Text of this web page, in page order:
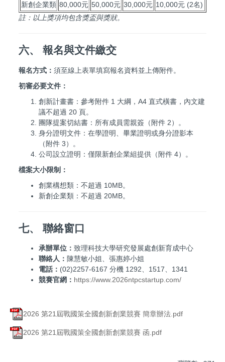
新創企業類 80,000元 50,000元 30,000元 10,000元 (2名)
註：以上獎項均包含獎盃與獎狀。
六、 報名與文件繳交
報名方式： 須至線上表單填寫報名資料並上傳附件。
初審必要文件：
創新計畫書：參考附件 1 大綱，A4 直式橫書，內文建
議不超過 20 頁。
團隊提案切結書：所有成員需親簽（附件 2）。
身分證明文件：在學證明、畢業證明或身分證影本
（附件 3）。
公司設立證明：僅限新創企業組提供（附件 4）。
檔案大小限制：
創業構想類：不超過 10MB。
新創企業類：不超過 20MB。
七、 聯絡窗口
承辦單位： 致理科技大學研究發展處創新育成中心
聯絡人： 陳慧敏小姐、張惠婷小姐
電話： (02)2257-6167 分機 1292、1517、1341
競賽官網： https://www.2026ntpcstartup.com/
2026 第21屆戰國策全國創新創業競賽 簡章辦法.pdf
2026 第21屆戰國策全國創新創業競賽 函.pdf